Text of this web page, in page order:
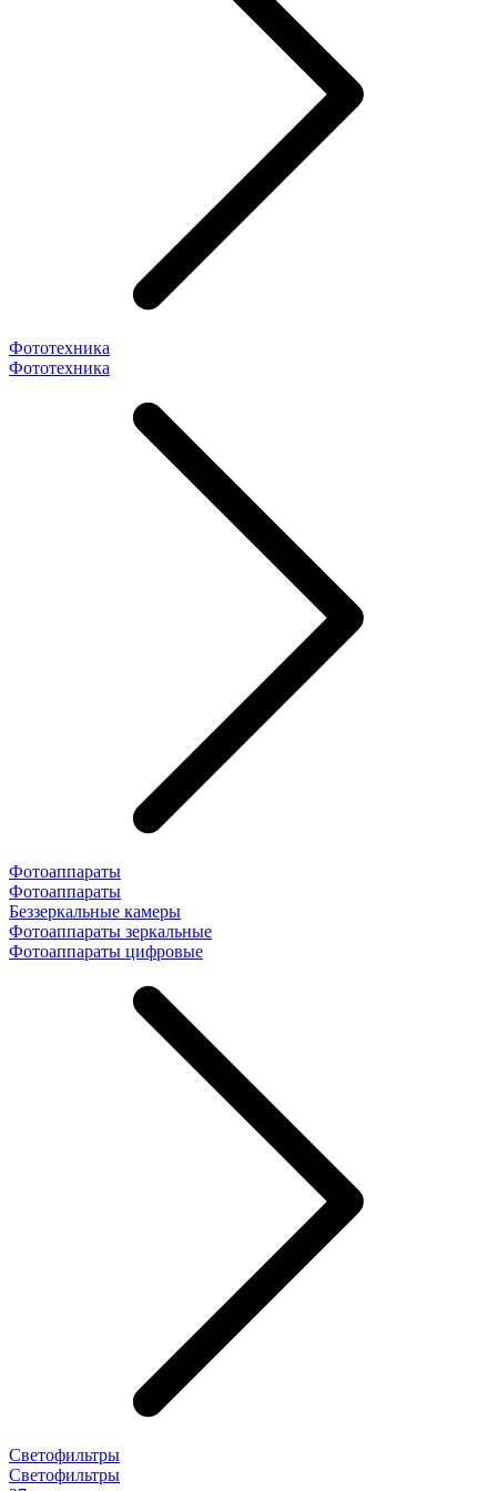
Фототехника
Фототехника
Фотоаппараты
Фотоаппараты
Беззеркальные камеры
Фотоаппараты зеркальные
Фотоаппараты цифровые
Светофильтры
Светофильтры